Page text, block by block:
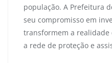
população. A Prefeitura
seu compromisso em
transformem a
a rede de proteção e